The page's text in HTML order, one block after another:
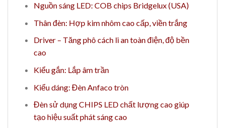
Nguồn sáng LED: COB chips Bridgelux (USA)
Thân đèn: Hợp kim nhôm cao cấp, viền trắng
Driver – Tăng phô cách li an toàn điện, độ bền
cao
Kiểu gắn: Lắp âm trần
Kiểu dáng: Đèn Anfaco tròn
Đèn sử dụng CHIPS LED chất lượng cao giúp
tạo hiệu suất phát sáng cao